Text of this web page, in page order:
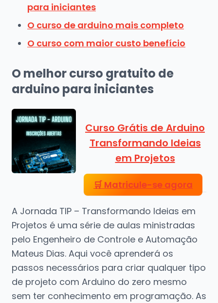
para iniciantes
O curso de arduino mais completo
O curso com maior custo benefício
O melhor curso gratuito de
arduino para iniciantes
Curso Grátis de Arduino
Transformando Ideias
em Projetos
🛒 Matricule-se agora
A Jornada TIP – Transformando Ideias em
Projetos é uma série de aulas ministradas
pelo Engenheiro de Controle e Automação
Mateus Dias. Aqui você aprenderá os
passos necessários para criar qualquer tipo
de projeto com Arduino do zero mesmo
sem ter conhecimento em programação. As